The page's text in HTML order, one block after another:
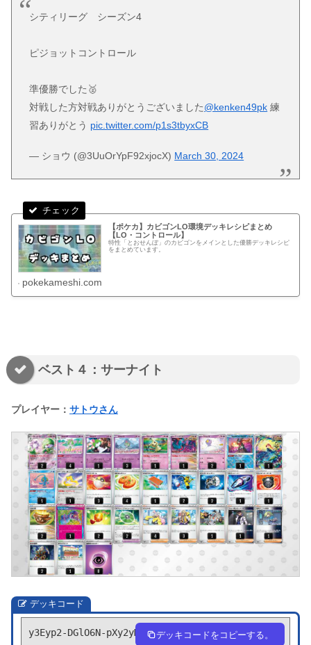
シティリーグ シーズン4
ピジョットコントロール
準優勝でした🥈
対戦した方対戦ありがとうございました@kenken49pk 練
習ありがとう pic.twitter.com/p1s3tbyxCB
— ショウ (@3UuOrYpF92xjocX) March 30, 2024
【ポケカ】カビゴンLO環境デッキレシピまとめ
【LO・コントロール】
特性「とおせんぼ」のカビゴンをメインとした優勝デッキレシピ
をまとめています。
pokekameshi.com
ベスト４：サーナイト
プレイヤー： サトウさん
デッキコード
y3Eyp2-DGlO6N-pXy2yM デッキコードをコピーする。